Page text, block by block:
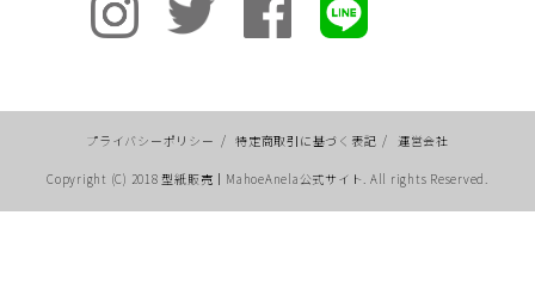
プライバシーポリシー / 特定商取引に基づく表記 / 運営会社
Copyright (C) 2018 型紙販売｜MahoeAnela公式サイト. All rights Reserved.